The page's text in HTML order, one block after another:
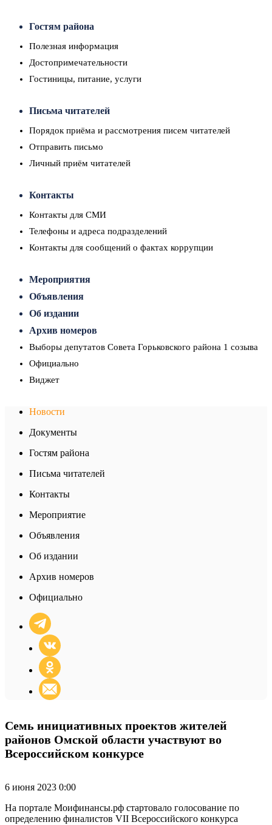
Гостям района
Полезная информация
Достопримечательности
Гостиницы, питание, услуги
Письма читателей
Порядок приёма и рассмотрения писем читателей
Отправить письмо
Личный приём читателей
Контакты
Контакты для СМИ
Телефоны и адреса подразделений
Контакты для сообщений о фактах коррупции
Мероприятия
Объявления
Об издании
Архив номеров
Выборы депутатов Совета Горьковского района 1 созыва
Официально
Виджет
Новости
Документы
Гостям района
Письма читателей
Контакты
Мероприятие
Объявления
Об издании
Архив номеров
Официально
Семь инициативных проектов жителей
районов Омской области участвуют во
Всероссийском конкурсе
6 июня 2023 0:00
На портале Моифинансы.рф стартовало голосование по
определению финалистов VII Всероссийского конкурса